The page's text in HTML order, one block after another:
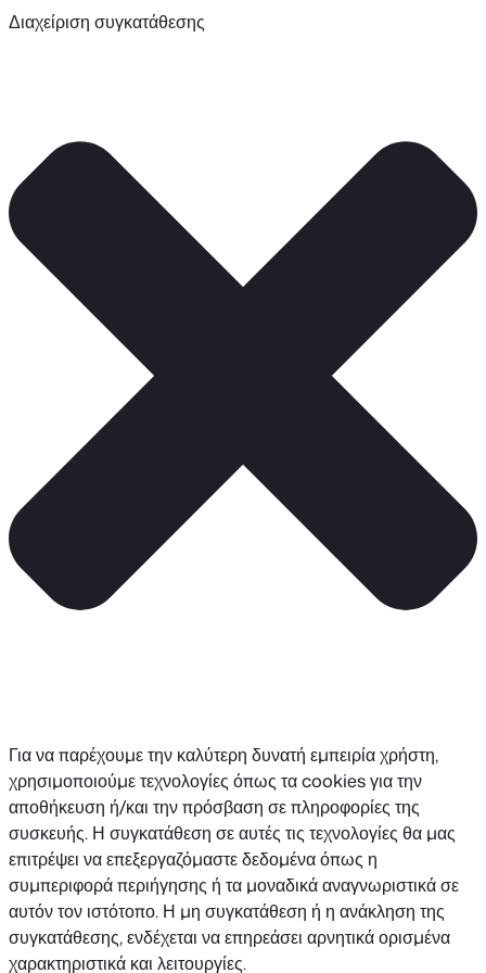
Διαχείριση συγκατάθεσης
Για να παρέχουμε την καλύτερη δυνατή εμπειρία χρήστη,
χρησιμοποιούμε τεχνολογίες όπως τα cookies για την
αποθήκευση ή/και την πρόσβαση σε πληροφορίες της
συσκευής. Η συγκατάθεση σε αυτές τις τεχνολογίες θα μας
επιτρέψει να επεξεργαζόμαστε δεδομένα όπως η
συμπεριφορά περιήγησης ή τα μοναδικά αναγνωριστικά σε
αυτόν τον ιστότοπο. Η μη συγκατάθεση ή η ανάκληση της
συγκατάθεσης, ενδέχεται να επηρεάσει αρνητικά ορισμένα
χαρακτηριστικά και λειτουργίες.